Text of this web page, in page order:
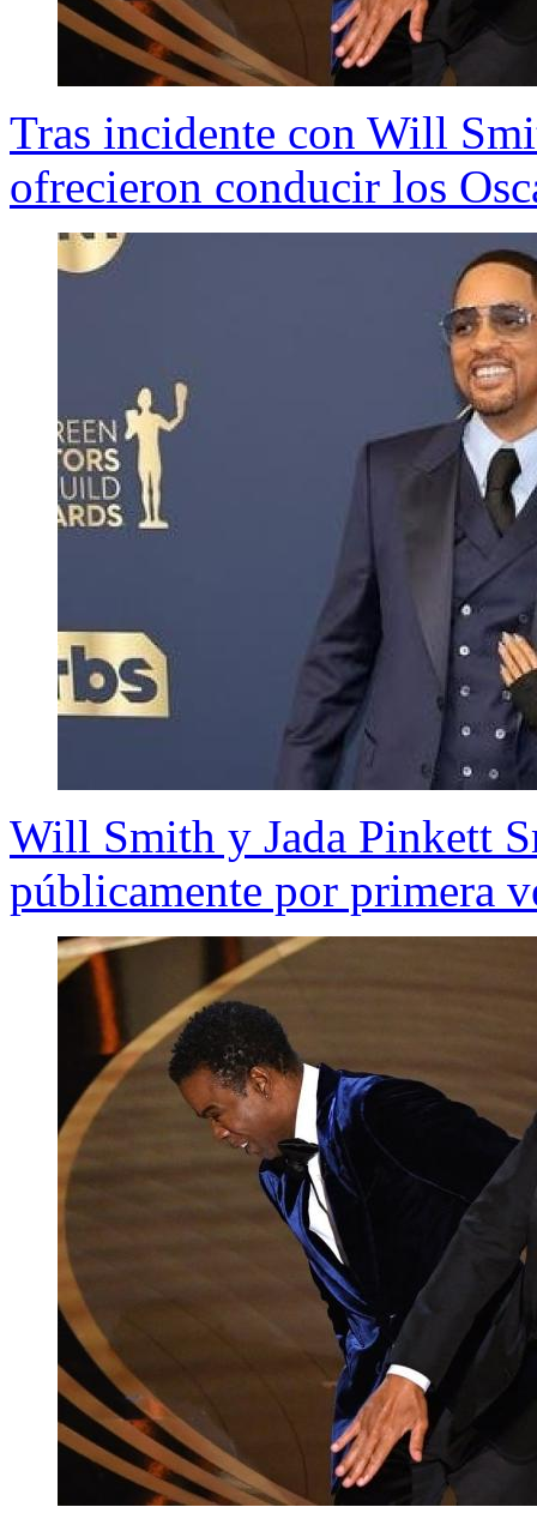
Tras incidente con Will
ofrecieron conducir los
Will Smith y Jada Pinkett
públicamente por primera